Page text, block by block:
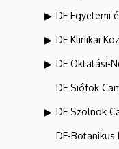
DE Egyetemi
DE Klinikai
DE Oktatási-
DE Siófok
DE Szolnok
DE-Botanikus